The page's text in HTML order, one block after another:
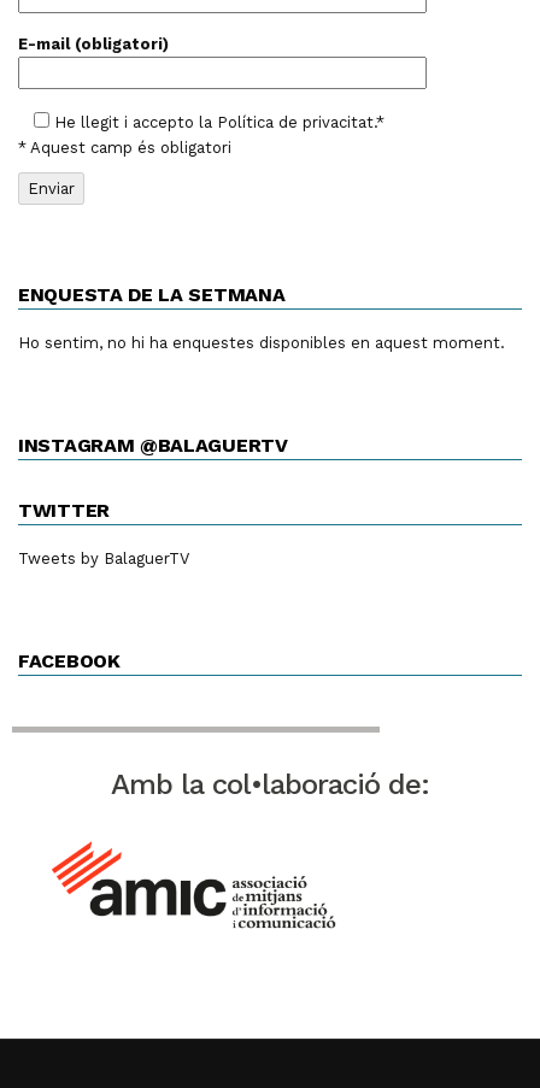
E-mail (obligatori)
He llegit i accepto la Política de privacitat.*
* Aquest camp és obligatori
ENQUESTA DE LA SETMANA
Ho sentim, no hi ha enquestes disponibles en aquest moment.
INSTAGRAM @BALAGUERTV
TWITTER
Tweets by BalaguerTV
FACEBOOK
Amb la col•laboració de: